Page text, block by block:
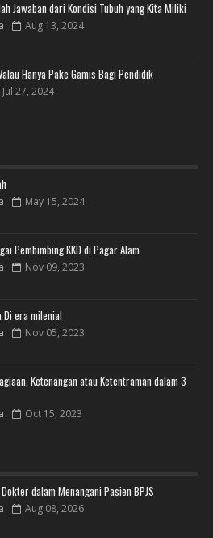
Jawaban dari Kondisi Tubuh yang Kita Miliki
Aug 13, 2024
Hanya Pake Gamis Bagi Pendidik
Jul 27, 2024
May 15, 2024
Pembimbing KKD di Pagar Alam
Nov 09, 2023
Di era milenial
Nov 05, 2023
Ketenangan atau Ketentraman dalam 3
Oct 15, 2023
dalam Menangani Pasien BPJS
Aug 08, 2026